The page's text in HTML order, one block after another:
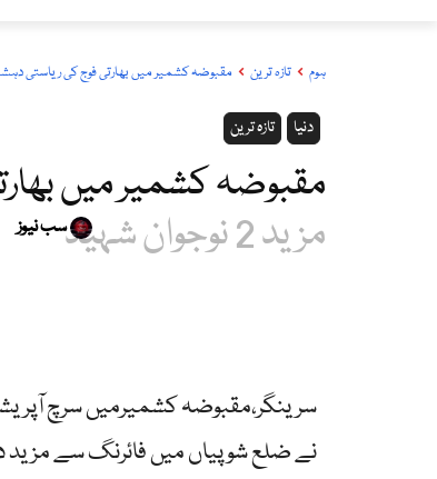
ہوم تازہ ترین مقبوضہ کشمیر میں بھارتی فوج کی ریاستی دہشتگردی
تازہ ترین دنیا
مقبوضہ کشمیر میں
مزید 2 نوجوان شہید
سب نیوز
سرینگر،مقبوضہ کشمیرمیں سرچ
نے ضلع شوپیاں میں فائرنگ سے مزید دو